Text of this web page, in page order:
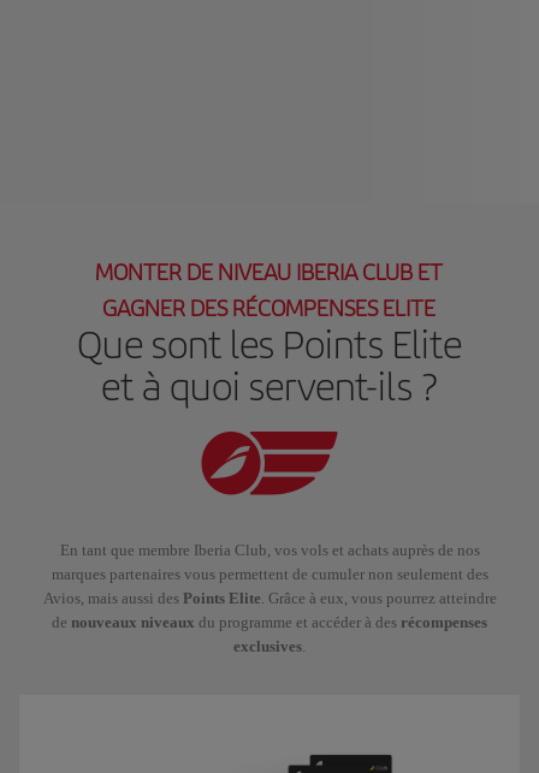
MONTER DE NIVEAU IBERIA CLUB ET
GAGNER DES RÉCOMPENSES ELITE
Que sont les Points Elite
et à quoi servent-ils ?
En tant que membre Iberia Club, vos vols et achats auprès de nos
marques partenaires vous permettent de cumuler non seulement des
Avios, mais aussi des Points Elite. Grâce à eux, vous pourrez atteindre
de nouveaux niveaux du programme et accéder à des récompenses
exclusives.